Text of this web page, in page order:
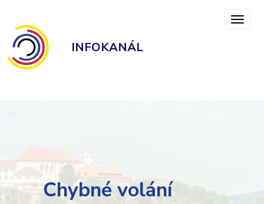
INFOKANÁL
Chybné volání